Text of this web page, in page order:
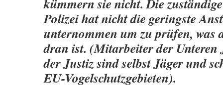
Polizei hat nicht die geringste
unternommen um zu prüfen, was
dran ist. (Mitarbeiter der Unteren
der Justiz sind selbst Jäger und
EU-Vogelschutzgebieten).